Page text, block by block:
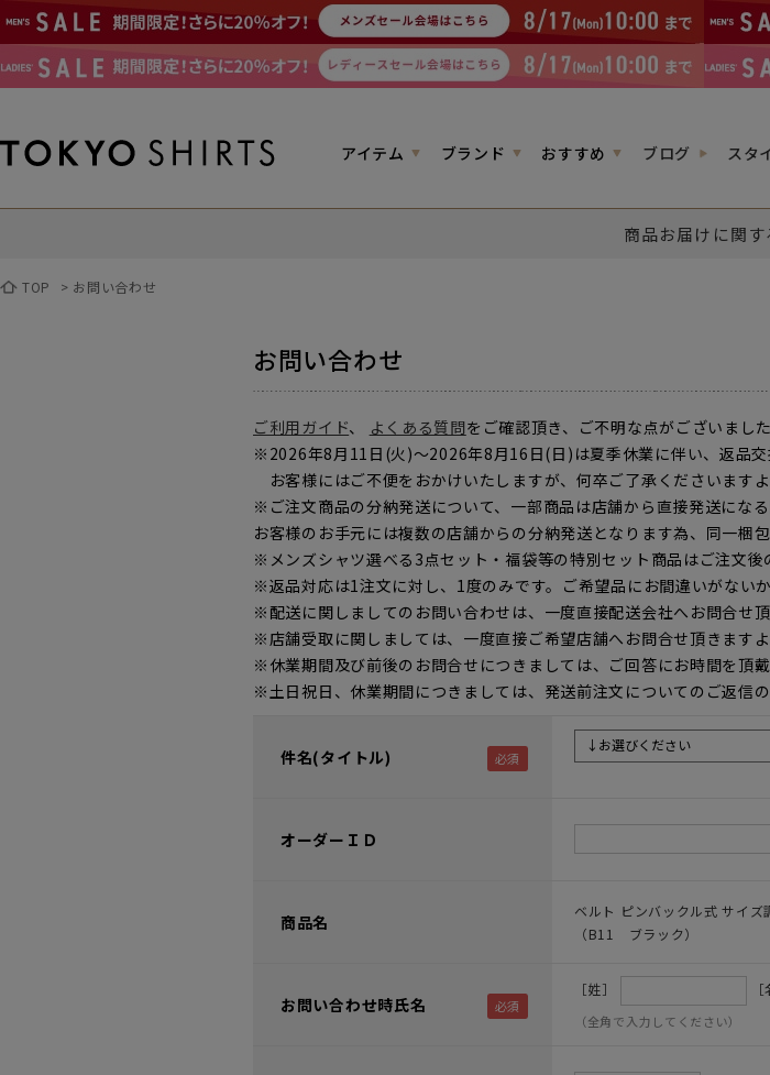
アイテム ブランド おすすめ ブログ スタ
商品お届けに関
TOP > お問い合わせ
お問い合わせ
ご利用ガイド、 よくある質問をご確認頂き、ご不明な点がございまし
※2026年8月11日(火)～2026年8月16日(日)は夏季休業に伴い、返品交
お客様にはご不便をおかけいたしますが、何卒ご了承くださいますよ
※ご注文商品の分納発送について、一部商品は店舗から直接発送になる
お客様のお手元には複数の店舗からの分納発送となります為、同一梱
※メンズシャツ選べる3点セット・福袋等の特別セット商品はご注文後
※返品対応は1注文に対し、1度のみです。ご希望品にお間違いがない
※配送に関しましてのお問い合わせは、一度直接配送会社へお問合せ
※店舗受取に関しましては、一度直接ご希望店舗へお問合せ頂きますよ
※休業期間及び前後のお問合せにつきましては、ご回答にお時間を頂
※土日祝日、休業期間につきましては、発送前注文についてのご返信
件名(タイトル)
オーダーＩＤ
商品名
ベルト ピンバックル式 サイ
（B11 ブラック）
お問い合わせ時氏名
［姓］
（全角で入力してください）